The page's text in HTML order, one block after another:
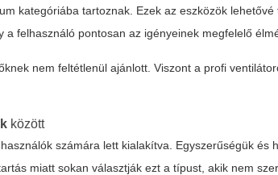
kategóriába tartoznak. Ezek az eszközök lehetővé
felhasználó pontosan az igényeinek megfelelő
nem feltétlenül ajánlott. Viszont a profi
között
számára lett kialakítva. Egyszerűségük és
miatt sokan választják ezt a típust, akik nem